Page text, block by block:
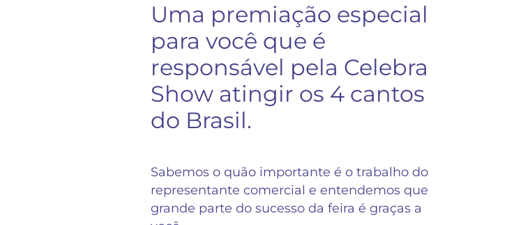
Uma premiação especial
para você que é
responsável pela Celebra
Show atingir os 4 cantos
do Brasil.
Sabemos o quão importante é o trabalho do
representante comercial e entendemos que
grande parte do sucesso da feira é graças a